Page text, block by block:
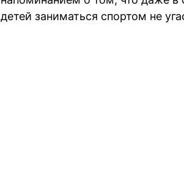
детей заниматься спортом не